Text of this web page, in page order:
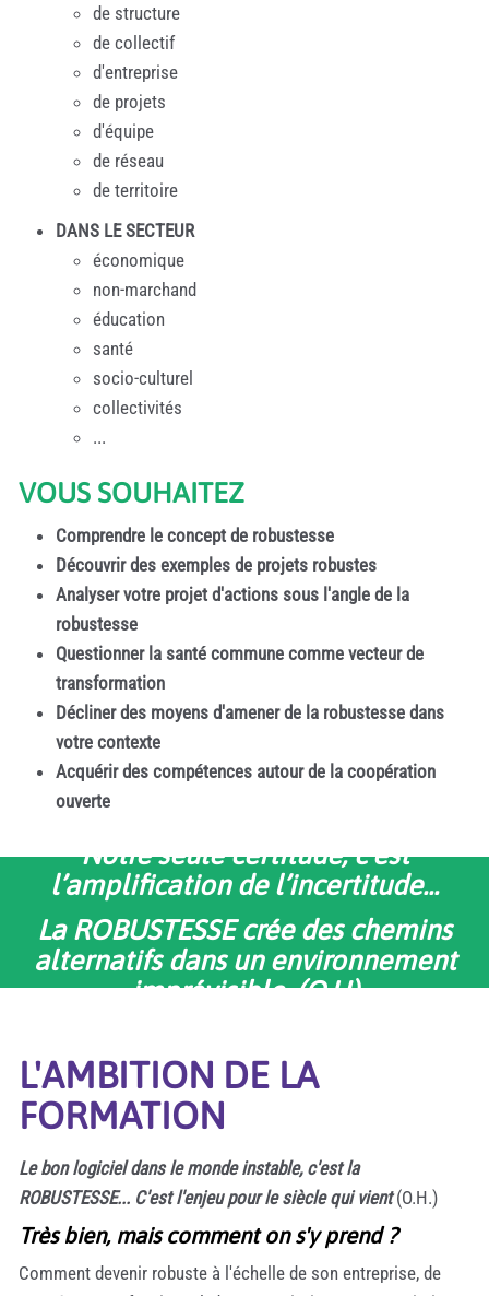
de structure
de collectif
d'entreprise
de projets
d'équipe
de réseau
de territoire
DANS LE SECTEUR
économique
non-marchand
éducation
santé
socio-culturel
collectivités
...
VOUS SOUHAITEZ
Comprendre le concept de robustesse
Découvrir des exemples de projets robustes
Analyser votre projet d'actions sous l'angle de la
robustesse
Questionner la santé commune comme vecteur de
transformation
Décliner des moyens d'amener de la robustesse dans
votre contexte
Acquérir des compétences autour de la coopération
ouverte
Notre seule certitude, c’est
l’amplification de l’incertitude...
La ROBUSTESSE crée des chemins
alternatifs dans un environnement
imprévisible. (O.H)
L'AMBITION DE LA
FORMATION
Le bon logiciel dans le monde instable, c'est la
ROBUSTESSE... C'est l'enjeu pour le siècle qui vient(O.H.)
Très bien, mais comment on s'y prend ?
Comment devenir robuste à l'échelle de son entreprise, de